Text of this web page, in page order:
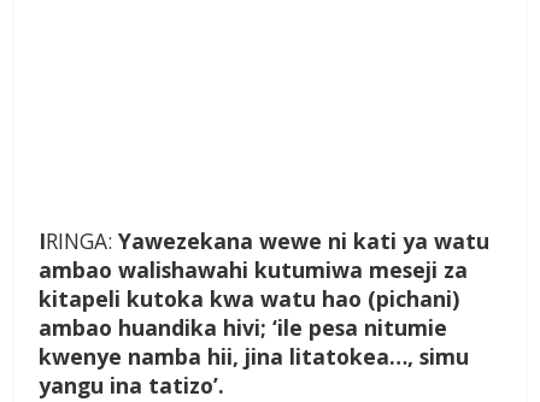
IRINGA: Yawezekana wewe ni kati ya watu
ambao walishawahi kutumiwa meseji za
kitapeli kutoka kwa watu hao (pichani)
ambao huandika hivi; ‘ile pesa nitumie
kwenye namba hii, jina litatokea…, simu
yangu ina tatizo’.